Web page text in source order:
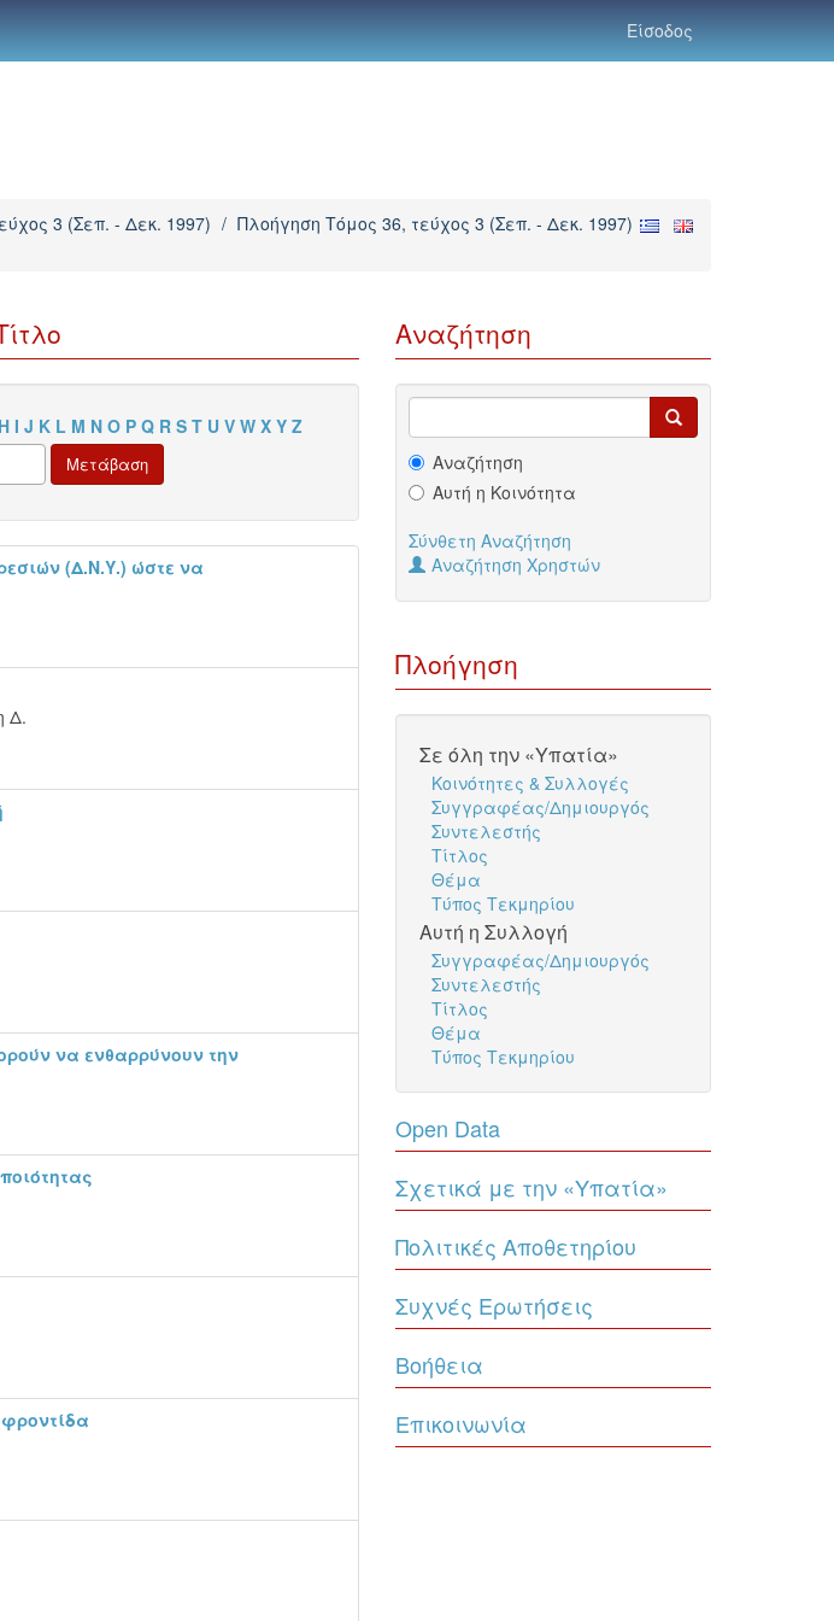
Είσοδος
3 (Σεπ. - Δεκ. 1997) / Πλοήγηση Τόμος 36, τεύχος 3 (Σεπ. - Δεκ. 1997)
H I J K L M N O P Q R S T U V W X Y Z
(Δ.Ν.Υ.) ώστε να
Δ.
να ενθαρρύνουν την
Αναζήτηση
Αναζήτηση
Αυτή η Κοινότητα
Σύνθετη Αναζήτηση
Αναζήτηση Χρηστών
Πλοήγηση
Σε όλη την «Υπατία»
Κοινότητες & Συλλογές
Συγγραφέας/Δημιουργός
Συντελεστής
Τίτλος
Θέμα
Τύπος Τεκμηρίου
Αυτή η Συλλογή
Συγγραφέας/Δημιουργός
Συντελεστής
Τίτλος
Θέμα
Τύπος Τεκμηρίου
Open Data
Σχετικά με την «Υπατία»
Πολιτικές Αποθετηρίου
Συχνές Ερωτήσεις
Βοήθεια
Επικοινωνία